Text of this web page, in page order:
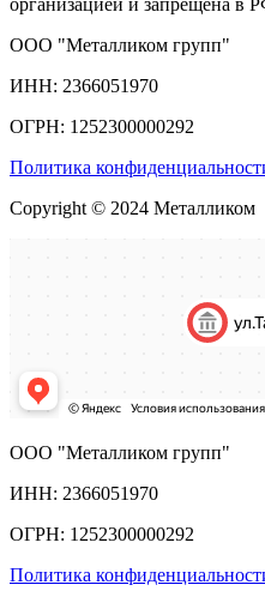
организацией и запрещена в
ООО "Металликом групп"
ИНН: 2366051970
ОГРН: 1252300000292
Политика
Copyright © 2024 Металликом
ООО "Металликом групп"
ИНН: 2366051970
ОГРН: 1252300000292
Политика